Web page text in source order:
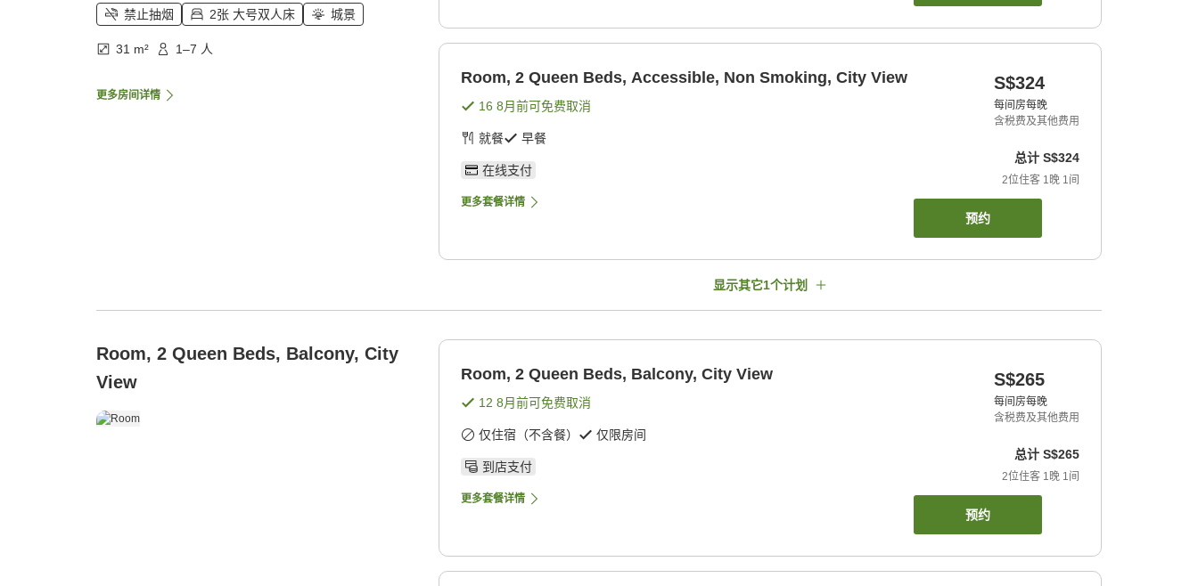
禁止抽烟 2张 大号双人床 城景
31 m² 1–7 人
更多房间详情
Room, 2 Queen Beds, Accessible, Non Smoking, City View
16 8月前可免费取消
就餐 早餐
在线支付
更多套餐详情
S$324
每间房每晚
含税费及其他费用
总计 S$324
2位住客 1晚 1间
预约
显示其它1个计划
Room, 2 Queen Beds, Balcony, City
View
Room, 2 Queen Beds, Balcony, City View
12 8月前可免费取消
仅住宿（不含餐） 仅限房间
到店支付
更多套餐详情
S$265
每间房每晚
含税费及其他费用
总计 S$265
2位住客 1晚 1间
预约